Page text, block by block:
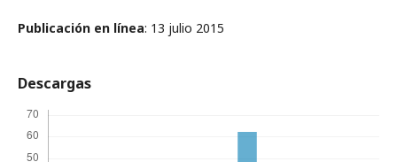
Publicación en línea: 13 julio 2015
Descargas